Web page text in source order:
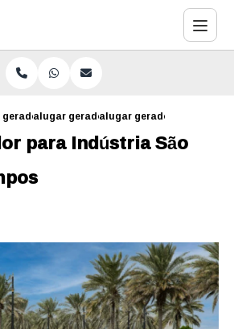
alugar gerador de energia sao paulo
alugar gerador para
para Indústria São